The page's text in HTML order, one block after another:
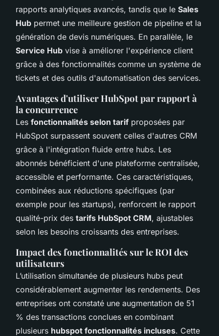
rapports analytiques avancés, tandis que le Sales
Hub permet une meilleure gestion de pipeline et la
génération de devis numériques. En parallèle, le
Service Hub vise à améliorer l'expérience client
grâce à des fonctionnalités comme un système de
tickets et des outils d'automatisation des services.
Avantages d'utiliser HubSpot par rapport à
la concurrence
Les fonctionnalités selon tarif proposées par
HubSpot surpassent souvent celles d'autres CRM
grâce à l'intégration fluide entre hubs. Les
abonnés bénéficient d'une plateforme centralisée,
accessible et performante. Ces caractéristiques,
combinées aux réductions spécifiques (par
exemple pour les startups), renforcent le rapport
qualité-prix des tarifs HubSpot CRM, ajustables
selon les besoins croissants des entreprises.
Impact des fonctionnalités sur le ROI des
utilisateurs
L’utilisation simultanée de plusieurs hubs peut
considérablement augmenter les rendements. Des
entreprises ont constaté une augmentation de 51
% des transactions conclues en combinant
plusieurs hubspot fonctionnalités incluses. Cette